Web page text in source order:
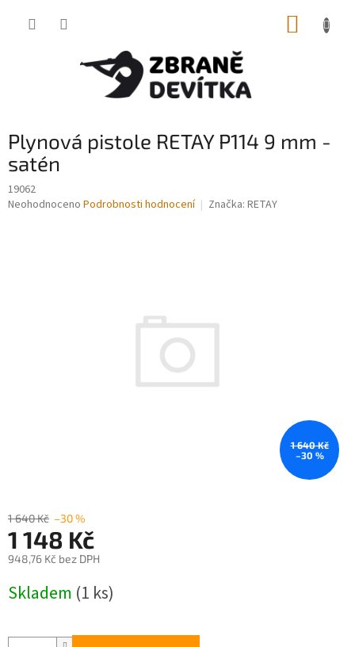
Plynová pistole RETAY P114 9 mm -
satén
19062
Průměrné
Neohodnoceno Podrobnosti hodnocení Značka: RETAY
1 640 Kč
–30 %
1 640 Kč –30 %
1 148 Kč
948,76 Kč bez DPH
cena:
Skladem (1 ks)